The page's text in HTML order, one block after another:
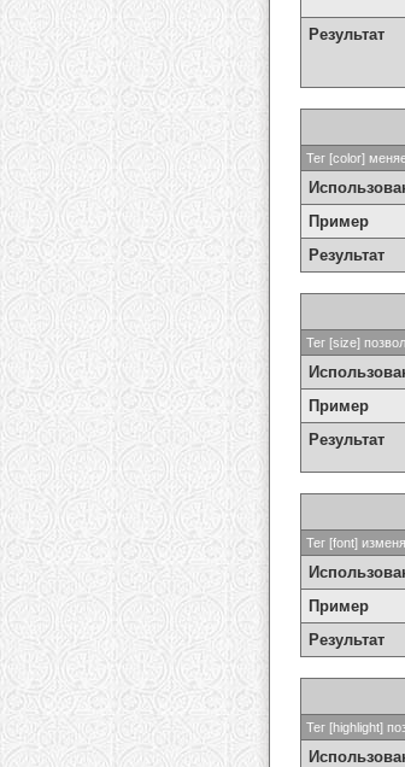
Результат
Тег [color]
Пример
Результат
Тег [size]
Пример
Результат
Тег [font]
Пример
Результат
Тег [highlight]